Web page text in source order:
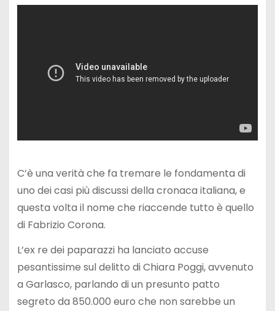
C’è una verità che fa tremare le fondamenta di
uno dei casi più discussi della cronaca italiana, e
questa volta il nome che riaccende tutto è quello
di Fabrizio Corona.
L’ex re dei paparazzi ha lanciato accuse
pesantissime sul delitto diChiara Poggi, avvenuto
a Garlasco, parlando di un presunto patto
segreto da 850.000 euro che non sarebbe un